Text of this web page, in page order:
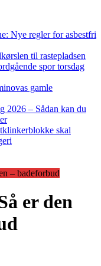
Nye regler for asbestfri
til rastepladsen
spor torsdag
gamle
– Sådan kan du
skal
– badeforbud
er den